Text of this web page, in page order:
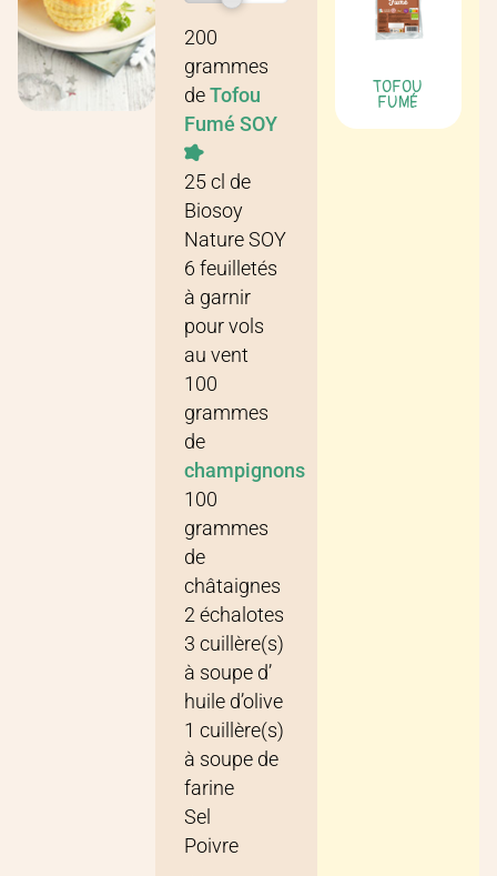
Recette pour 6 personnes
200
grammes
de Tofou
Fumé SOY
25 cl de
Biosoy
Nature SOY
6 feuilletés
à garnir
pour vols
au vent
100
grammes
de
champignons
100
grammes
de
châtaignes
2 échalotes
3 cuillère(s)
à soupe d’
huile d’olive
1 cuillère(s)
à soupe de
farine
Sel
Poivre
TOFOU
FUMÉ